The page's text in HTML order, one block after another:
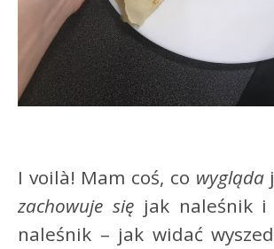
I voilà! Mam coś, co wygląda
zachowuje sięjak naleśnik
naleśnik – jak widać